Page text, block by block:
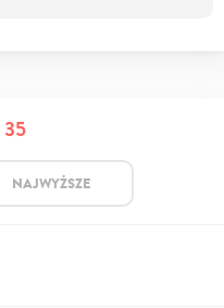
35
NAJWYŻSZE